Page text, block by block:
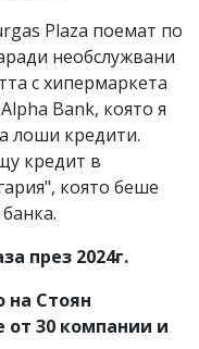
Plaza поемат по
необслужвани
с хипермаркета
Bank, която я
лоши кредити.
кредит в
която беше
през 2024г.
на Стоян
от 30 компании и